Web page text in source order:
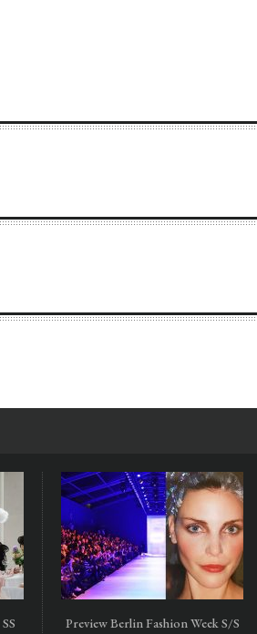
Preview Berlin Fashion Week S/S